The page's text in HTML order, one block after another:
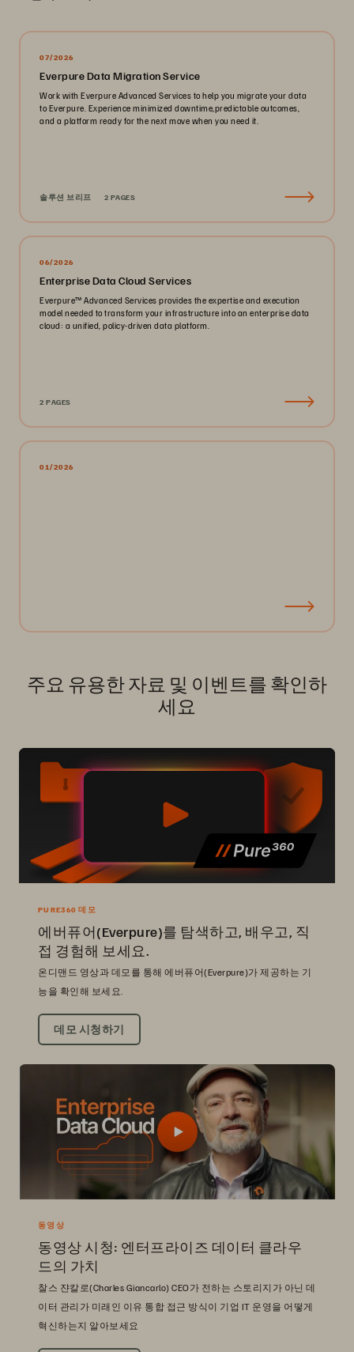
07/2026
Everpure Data Migration Service
Work with Everpure Advanced Services to help you migrate your data
to Everpure. Experience minimized downtime,predictable outcomes,
and a platform ready for the next move when you need it.
솔루션 브리프 2 PAGES
06/2026
Enterprise Data Cloud Services
Everpure™️ Advanced Services provides the expertise and execution
model needed to transform your infrastructure into an enterprise data
cloud: a unified, policy-driven data platform.
2 PAGES
01/2026
주요 유용한 자료 및 이벤트를 확인하
세요
PURE360 데모
에버퓨어(Everpure)를 탐색하고, 배우고, 직
접 경험해 보세요.
온디맨드 영상과 데모를 통해 에버퓨어(Everpure)가 제공하는 기
능을 확인해 보세요.
데모 시청하기
동영상
동영상 시청: 엔터프라이즈 데이터 클라우
드의 가치
찰스 쟌칼로(Charles Giancarlo) CEO가 전하는 스토리지가 아닌 데
이터 관리가 미래인 이유 통합 접근 방식이 기업 IT 운영을 어떻게
혁신하는지 알아보세요